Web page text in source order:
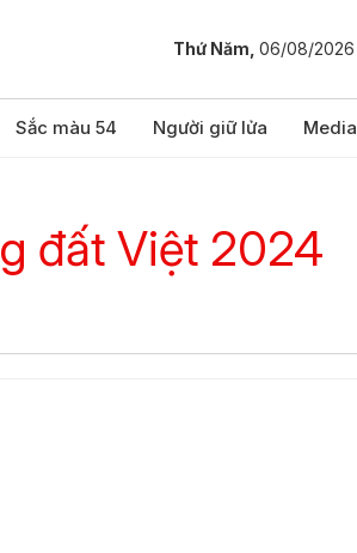
Thứ Năm, 06/08/2026
Sắc màu 54 Người giữ lửa Media
đất Việt 2024